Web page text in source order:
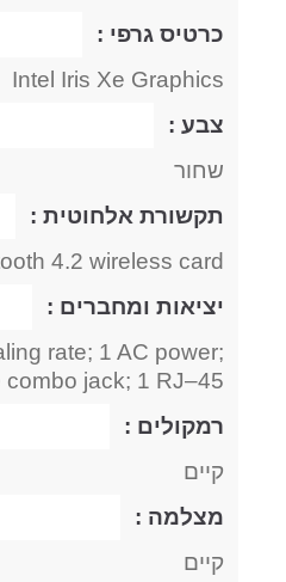
כרטיס גרפי :
Intel Iris Xe Graphics
צבע :
שחור
תקשורת אלחוטית :
4.2 wireless card
יציאות ומחברים :
rate; 1 AC power;
jack; 1 RJ–45
רמקולים :
קיים
מצלמה :
קיים